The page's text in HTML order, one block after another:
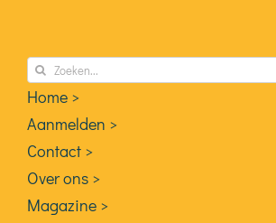
Zoeken
naar:
Home >
Aanmelden >
Contact >
Over ons >
Magazine >